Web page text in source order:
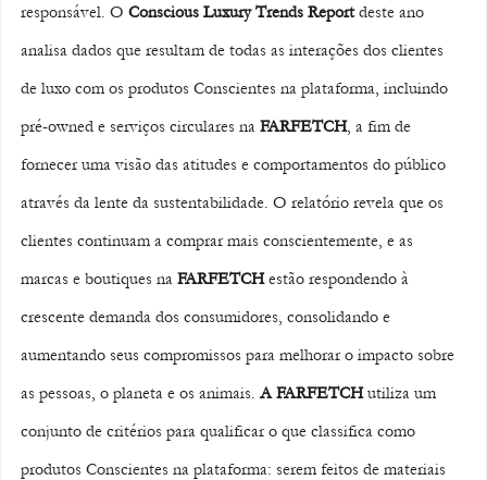
responsável. O Conscious Luxury Trends Report deste ano
analisa dados que resultam de todas as interações dos clientes
de luxo com os produtos Conscientes na plataforma, incluindo
pré-owned e serviços circulares na FARFETCH, a fim de
fornecer uma visão das atitudes e comportamentos do público
através da lente da sustentabilidade. O relatório revela que os
clientes continuam a comprar mais conscientemente, e as
marcas e boutiques na FARFETCH estão respondendo à
crescente demanda dos consumidores, consolidando e
aumentando seus compromissos para melhorar o impacto sobre
as pessoas, o planeta e os animais. A FARFETCH utiliza um
conjunto de critérios para qualificar o que classifica como
produtos Conscientes na plataforma: serem feitos de materiais